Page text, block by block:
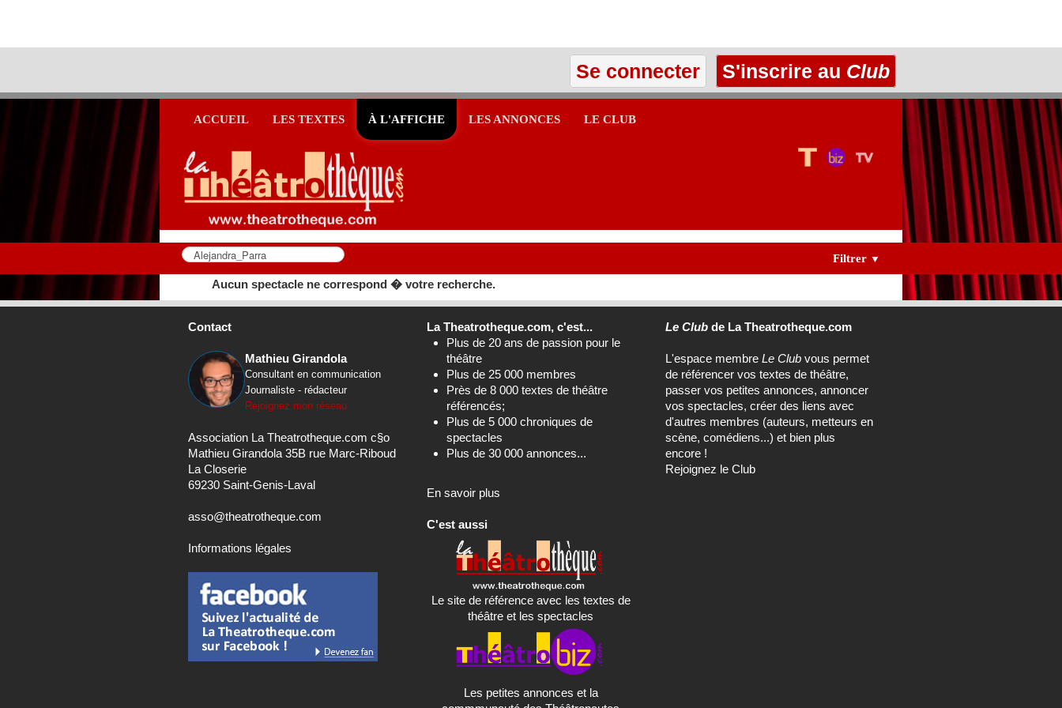
Se connecter S'inscrire au Club
ACCUEIL LES TEXTES À L'AFFICHE LES ANNONCES LE CLUB
Filtrer ▼
Aucun spectacle ne correspond � votre recherche.
Contact
Mathieu Girandola
Consultant en communication
Journaliste - rédacteur
Rejoignez mon réseau
Association La Theatrotheque.com c§o
Mathieu Girandola 35B rue Marc-Riboud
La Closerie
69230 Saint-Genis-Laval
asso@theatrotheque.com
Informations légales
La Theatrotheque.com, c'est...
Plus de 20 ans de passion pour le
théâtre
Plus de 25 000 membres
Près de 8 000 textes de théâtre
référencés;
Plus de 5 000 chroniques de
spectacles
Plus de 30 000 annonces...
En savoir plus
C'est aussi
Le site de référence avec les textes de
théâtre et les spectacles
Les petites annonces et la
Le Club de La Theatrotheque.com
L'espace membreLe Club vous permet
de référencer vos textes de théâtre,
passer vos petites annonces, annoncer
vos spectacles, créer des liens avec
d'autres membres (auteurs, metteurs en
scène, comédiens...) et bien plus
encore !
Rejoignez le Club